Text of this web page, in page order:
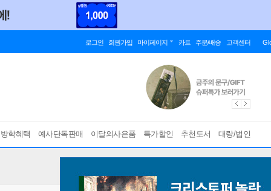
로그인 회원가입 마이페이지 카트 주문/배송 고객센터
학혜택 예사단독판매 이달의사은품 특가할인 추천도서 대량/법인